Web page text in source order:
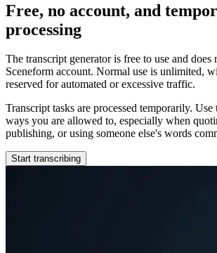
Free, no account, and
processing
The transcript generator is free to use and does
Sceneform account. Normal use is unlimited,
reserved for automated or excessive traffic.
Transcript tasks are processed temporarily.
ways you are allowed to, especially when
publishing, or using someone else's words
Start transcribing